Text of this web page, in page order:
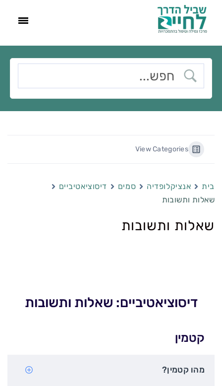
View Categories
בית אנציקלופדיה סמים
דיסוציאטיביים
שאלות ותשובות
שאלות ותשובות
דיסוציאטיביים: שאלות ותשובות
קטמין
מהו קטמין?